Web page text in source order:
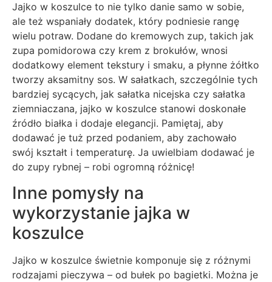
Jajko w koszulce to nie tylko danie samo w sobie,
ale też wspaniały dodatek, który podniesie rangę
wielu potraw. Dodane do kremowych zup, takich jak
zupa pomidorowa czy krem z brokułów, wnosi
dodatkowy element tekstury i smaku, a płynne żółtko
tworzy aksamitny sos. W sałatkach, szczególnie tych
bardziej sycących, jak sałatka nicejska czy sałatka
ziemniaczana, jajko w koszulce stanowi doskonałe
źródło białka i dodaje elegancji. Pamiętaj, aby
dodawać je tuż przed podaniem, aby zachowało
swój kształt i temperaturę. Ja uwielbiam dodawać je
do zupy rybnej – robi ogromną różnicę!
Inne pomysły na
wykorzystanie jajka w
koszulce
Jajko w koszulce świetnie komponuje się z różnymi
rodzajami pieczywa – od bułek po bagietki. Można je